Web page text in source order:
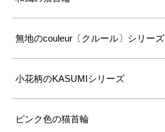
無地のcouleur〔クルール〕シリーズ
小花柄のKASUMIシリーズ
ピンク色の猫首輪